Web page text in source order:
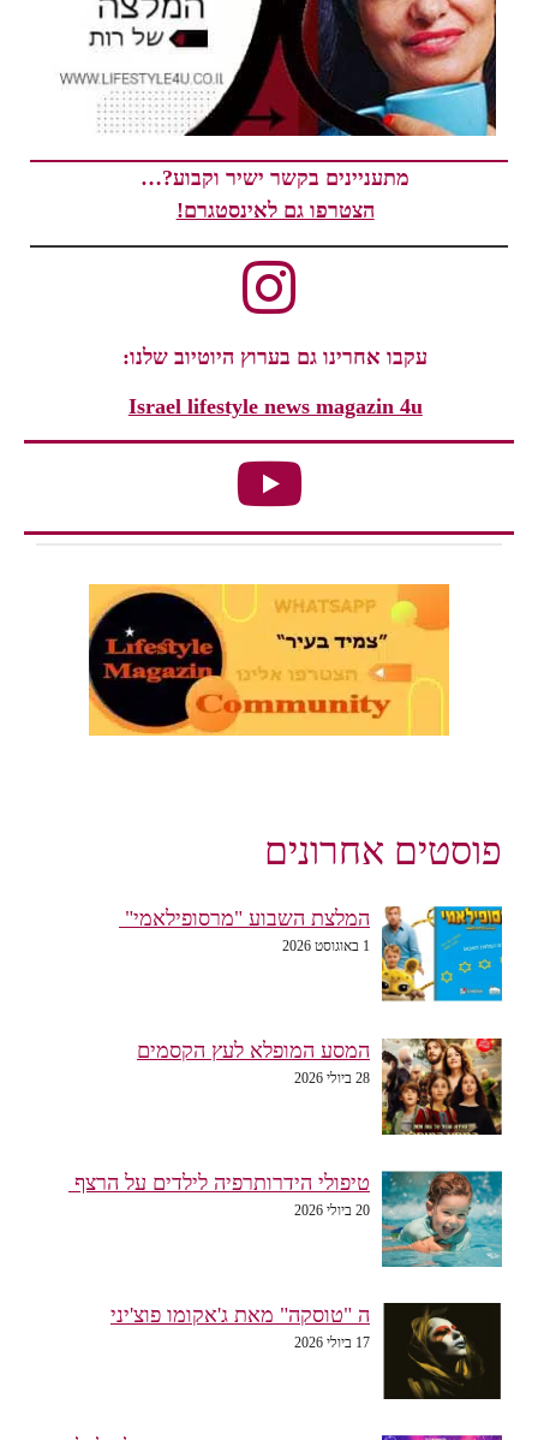
מתעניינים בקשר ישיר וקבוע?…
הצטרפו גם לאינסטגרם!
עקבו אחרינו גם בערוץ היוטיוב שלנו:
Israel lifestyle news magazin 4u
פוסטים אחרונים
המלצת השבוע "מרסופילאמי"
1 באוגוסט 2026
המסע המופלא לעץ הקסמים
28 ביולי 2026
טיפולי הידרותרפיה לילדים על הרצף
20 ביולי 2026
ה "טוסקה" מאת ג'אקומו פוצ'יני